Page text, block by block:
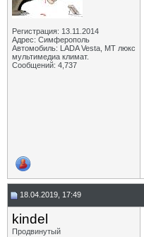
Регистрация: 13.11.2014
Адрес: Симферополь
Автомобиль: LADA Vesta, МТ люкс
мультимедиа климат.
Сообщений: 4,737
18.04.2019, 17:49
kindel
Продвинутый